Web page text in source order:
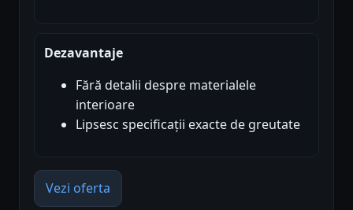
Dezavantaje
Fără detalii despre materialele
interioare
Lipsesc specificații exacte de greutate
Vezi oferta